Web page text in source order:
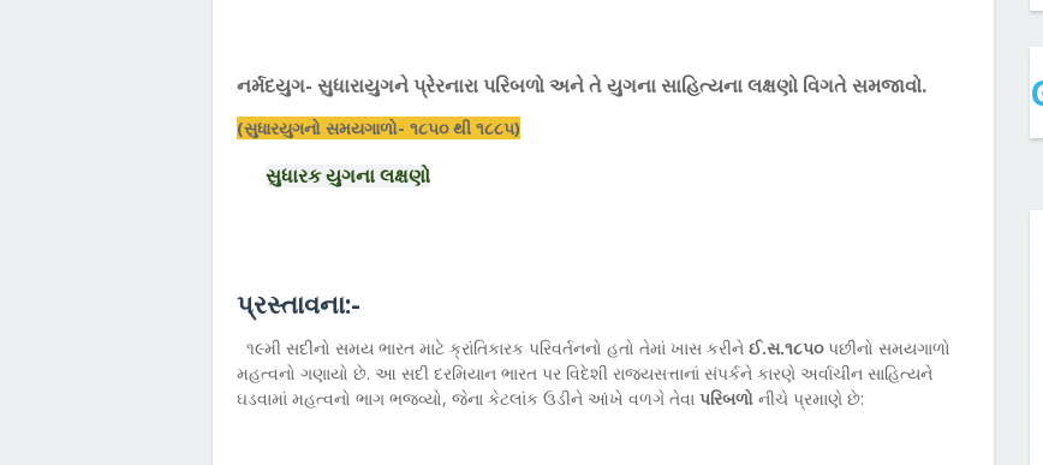
નર્મદયુગ- સુધારાયુગને પ્રેરનારા પરિબળો અને તે યુગના સાહિત્યના લક્ષણો વિગતે સમજાવો.
(સુધારયુગનો સમયગાળો- ૧૮૫૦ થી ૧૮૮૫)
સુધારક યુગના લક્ષણો
પ્રસ્તાવના:-
૧૯મી સદીનો સમય ભારત માટે ક્રાંતિકારક પરિવર્તનનો હતો તેમાં ખાસ કરીને ઈ.સ.૧૮૫૦પછીનો સમયગાળો
મહત્વનો ગણાયો છે. આ સદી દરમિયાન ભારત પર વિદેશી રાજ્યસત્તાનાં સંપર્કને કારણે અર્વાચીન સાહિત્યને
ઘડવામાં મહત્વનો ભાગ ભજવ્યો, જેના કેટલાંક ઉડીને આંખે વળગે તેવા પરિબળો નીચે પ્રમાણે છે: